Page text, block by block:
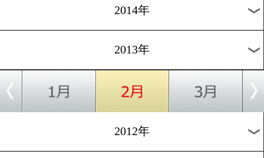
2016年
2015年